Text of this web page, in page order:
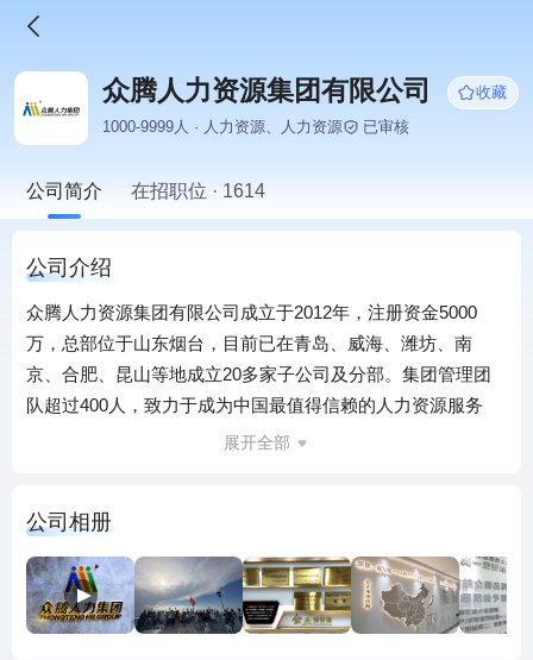
众腾人力资源集团有限公司
收藏
1000-9999人 · 人力资源、人力资源
已审核
公司简介 在招职位 · 1614
公司介绍
众腾人力资源集团有限公司成立于2012年，注册资金5000
万，总部位于山东烟台，目前已在青岛、威海、潍坊、南
京、合肥、昆山等地成立20多家子公司及分部。集团管理团
队超过400人，致力于成为中国最值得信赖的人力资源服务
商，帮助员工就业、助力企业发展、促进社会和谐，实现人
八大主营业务外，还进一步扩展了海外就业、船员培训外
派、高铁乘务等新兴领域，基本已涵盖企业人力资源全产业
链。截至目前，众腾集团已为国内外800多家企业提供了专业
的人力资源解决方案，年积累安排基础人力、国内外中高端
展开全部
公司相册